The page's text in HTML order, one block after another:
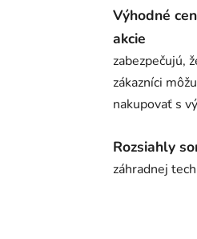
Výhodné
akcie
zabezpečujú,
zákazníci môžu
nakupovať s
Rozsiahly
záhradnej